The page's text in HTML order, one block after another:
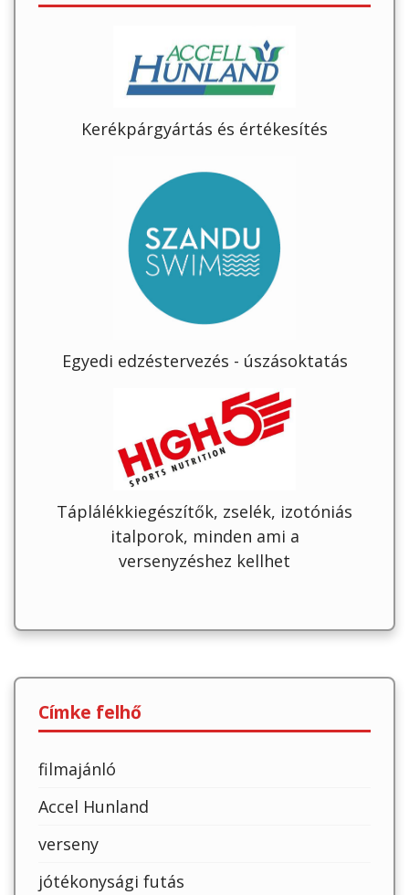
Kerékpárgyártás és értékesítés
Egyedi edzéstervezés - úszásoktatás
Táplálékkiegészítők, zselék, izotóniás
italporok, minden ami a
versenyzéshez kellhet
Címke felhő
filmajánló
Accel Hunland
verseny
jótékonysági futás